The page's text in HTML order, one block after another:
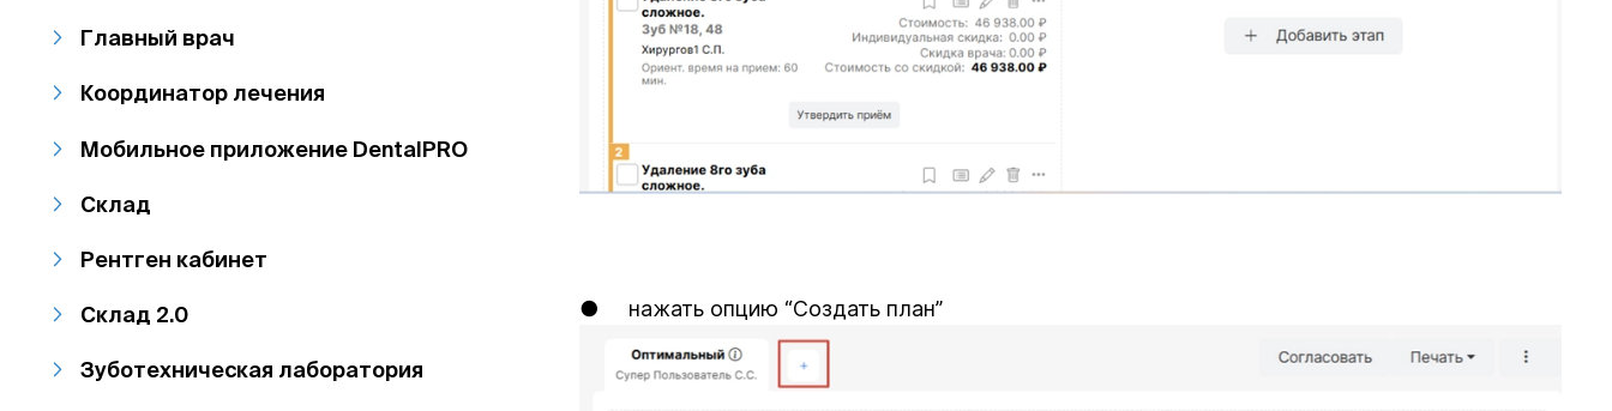
Главный врач
Координатор лечения
Мобильное приложение DentalPRO
Склад
Рентген кабинет
Склад 2.0
Зуботехническая лаборатория
● нажать опцию “Создать план”